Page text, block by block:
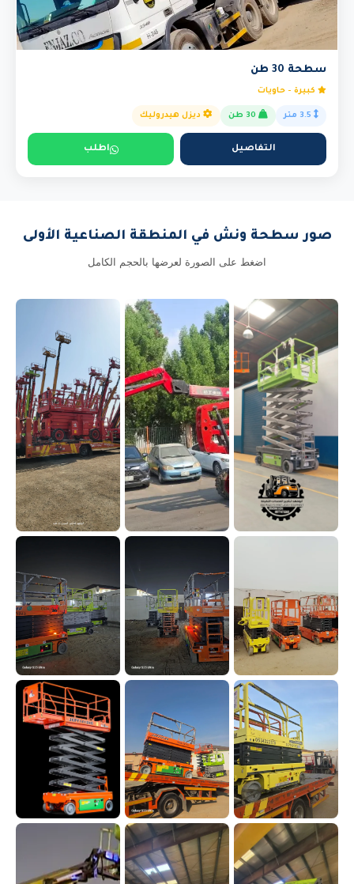
سطحة 30 طن
كبيرة - حاويات
ديزل هيدروليك
التفاصيل اطلب
صور سطحة ونش في المنطقة الصناعية الأولى
اضغط على الصورة لعرضها بالحجم الكامل